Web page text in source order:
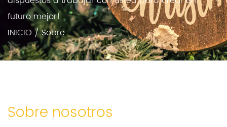
futuro mejor!
INICIO /Sobre
Sobre nosotros